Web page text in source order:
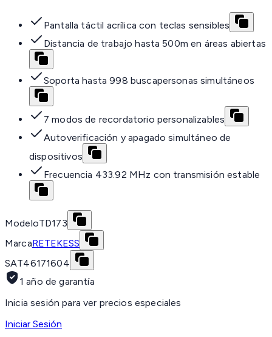
Pantalla táctil acrílica con teclas sensibles
Distancia de trabajo hasta 500m en áreas abiertas
Soporta hasta 998 buscapersonas simultáneos
7 modos de recordatorio personalizables
Autoverificación y apagado simultáneo de
dispositivos
Frecuencia 433.92 MHz con transmisión estable
ModeloTD173
MarcaRETEKESS
SAT46171604
1 año de garantía
Inicia sesión para ver precios especiales
Iniciar Sesión